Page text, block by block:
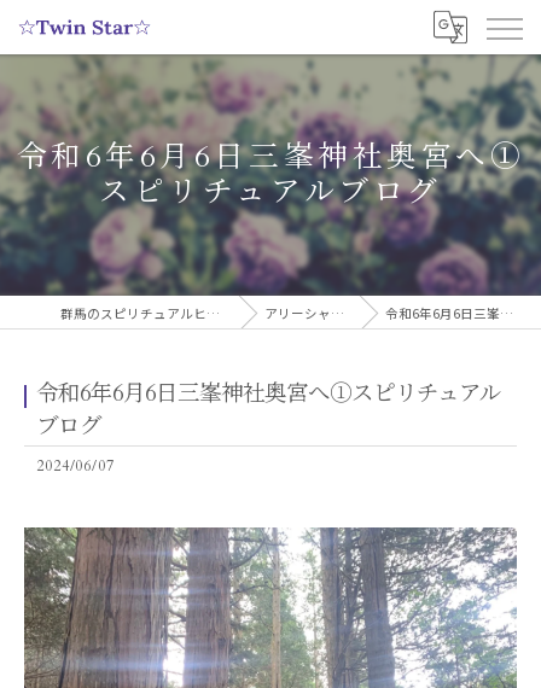
令和6年6月6日三峯神社奥宮へ①
スピリチュアルブログ
群馬のスピリチュアルヒーリングサロンなら実績多数の☆Twin Star☆ アリーシャのスピリチュアルブログ 令和6年6月6日三峯神社奥宮へ①スピリチュアルブログ
令和6年6月6日三峯神社奥宮へ①スピリチュアル
ブログ
2024/06/07